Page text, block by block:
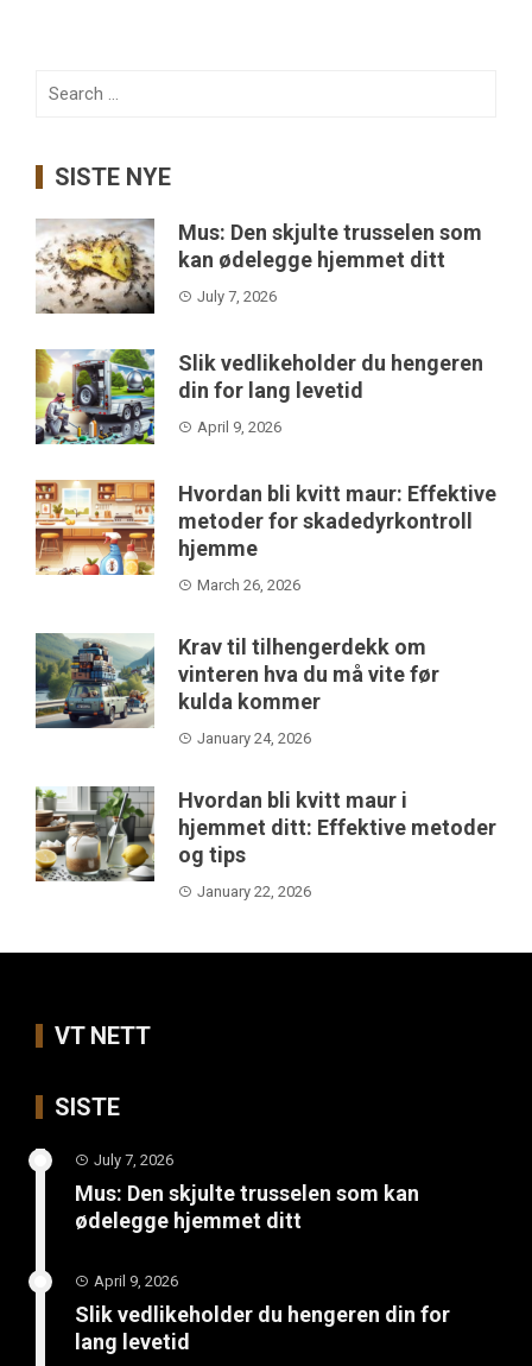
Search
SISTE NYE
Mus: Den skjulte trusselen som
kan ødelegge hjemmet ditt
July 7, 2026
Slik vedlikeholder du hengeren
din for lang levetid
April 9, 2026
Hvordan bli kvitt maur: Effektive
metoder for skadedyrkontroll
hjemme
March 26, 2026
Krav til tilhengerdekk om
vinteren hva du må vite før
kulda kommer
January 24, 2026
Hvordan bli kvitt maur i
hjemmet ditt: Effektive metoder
og tips
January 22, 2026
VT NETT
SISTE
July 7, 2026
Mus: Den skjulte trusselen som kan
ødelegge hjemmet ditt
April 9, 2026
Slik vedlikeholder du hengeren din for
lang levetid